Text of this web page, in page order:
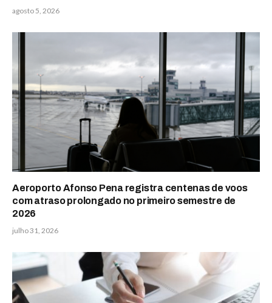
agosto 5, 2026
Aeroporto Afonso Pena registra centenas de voos
com atraso prolongado no primeiro semestre de
2026
julho 31, 2026